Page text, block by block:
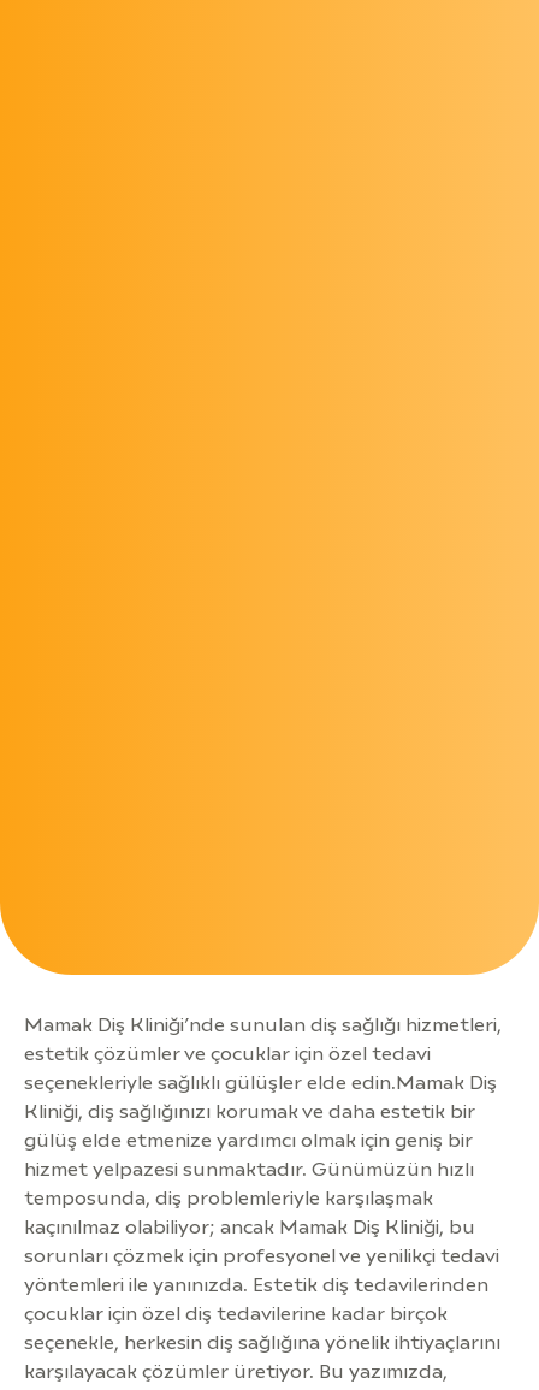
Mamak Diş Kliniği’nde sunulan diş sağlığı hizmetleri,
estetik çözümler ve çocuklar için özel tedavi
seçenekleriyle sağlıklı gülüşler elde edin.Mamak Diş
Kliniği, diş sağlığınızı korumak ve daha estetik bir
gülüş elde etmenize yardımcı olmak için geniş bir
hizmet yelpazesi sunmaktadır. Günümüzün hızlı
temposunda, diş problemleriyle karşılaşmak
kaçınılmaz olabiliyor; ancak Mamak Diş Kliniği, bu
sorunları çözmek için profesyonel ve yenilikçi tedavi
yöntemleri ile yanınızda. Estetik diş tedavilerinden
çocuklar için özel diş tedavilerine kadar birçok
seçenekle, herkesin diş sağlığına yönelik ihtiyaçlarını
karşılayacak çözümler üretiyor. Bu yazımızda,